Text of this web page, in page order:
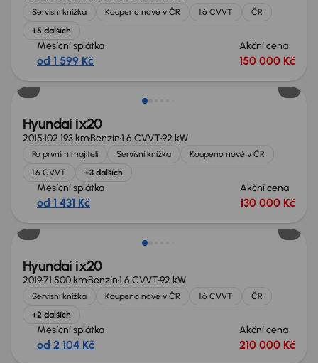
Servisní knížka Koupeno nové v ČR 1.6 CVVT
ČR
+5 dalších
Měsíční splátka
od 1 599 Kč
Akční cena
150 000 Kč
Hyundai ix20
2015102 193 kmBenzín1.6 CVVT92 kW
Po prvním majiteli Servisní knížka
Koupeno nové v ČR
1.6 CVVT
+3 dalších
Měsíční splátka
od 1 431 Kč
Akční cena
130 000 Kč
Hyundai ix20
201971 500 kmBenzín1.6 CVVT92 kW
Servisní knížka Koupeno nové v ČR 1.6 CVVT
ČR
+2 dalších
Měsíční splátka
od 2 104 Kč
Akční cena
210 000 Kč
Zlevněno o 10 000 Kč